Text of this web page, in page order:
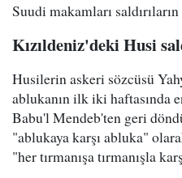
Suudi makamları
Kızıldeniz'deki Husi
Husilerin askeri sözcüsü
ablukanın ilk iki haftasında
Babu'l Mendeb'ten geri
"ablukaya karşı abluka"
"her tırmanışa tırmanışla